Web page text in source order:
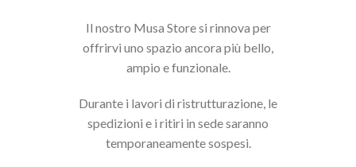
Il nostro Musa Store si rinnova per
offrirvi uno spazio ancora più bello,
ampio e funzionale.
Durante i lavori di ristrutturazione, le
spedizioni e i ritiri in sede saranno
temporaneamente sospesi.